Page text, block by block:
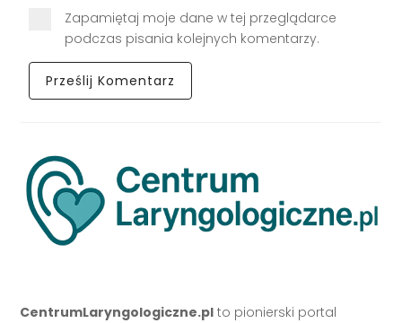
Zapamiętaj moje dane w tej przeglądarce
podczas pisania kolejnych komentarzy.
CentrumLaryngologiczne.pl to pionierski portal